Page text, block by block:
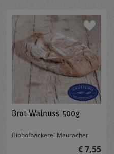
Brot Walnuss 500g
Biohofbäckerei Mauracher
€ 7,55